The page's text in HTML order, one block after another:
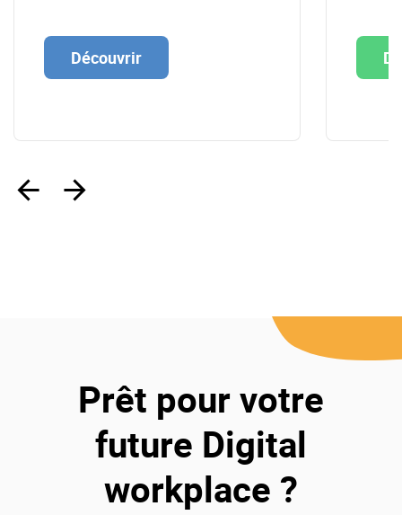
Découvrir
Prêt pour votre
future Digital
workplace ?